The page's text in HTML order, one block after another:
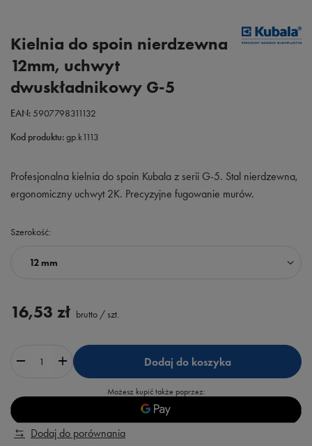
Kielnia do spoin nierdzewna
12mm, uchwyt
dwuskładnikowy G-5
EAN:5907798311132
Kod produktu:gp.k1113
Profesjonalna kielnia do spoin Kubala z serii G-5. Stal nierdzewna,
ergonomiczny uchwyt 2K. Precyzyjne fugowanie murów.
Szerokość
12 mm
16,53 zł brutto / szt.
Dodaj do koszyka
Możesz kupić także poprzez:
Dodaj do porównania